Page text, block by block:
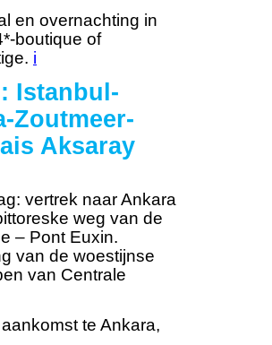
en overnachting in
boutique of
i
Istanbul-
Zoutmeer-
Aksaray
vertrek naar Ankara
weg van de
– Pont Euxin.
van de woestijnse
van Centrale
te Ankara,